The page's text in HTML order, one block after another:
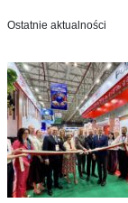
Ostatnie aktualności